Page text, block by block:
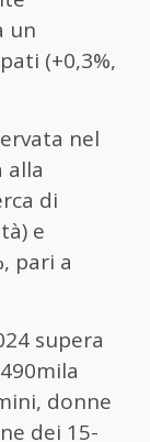
un
(+0,3%,
nel
alla
di
e
pari a
supera
donne
dei 15-